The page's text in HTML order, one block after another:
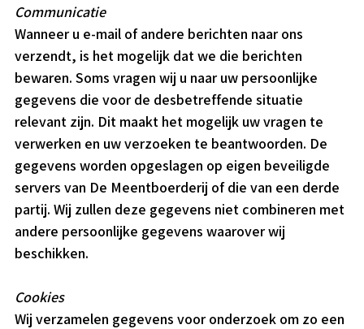
Communicatie
Wanneer u e-mail of andere berichten naar ons
verzendt, is het mogelijk dat we die berichten
bewaren. Soms vragen wij u naar uw persoonlijke
gegevens die voor de desbetreffende situatie
relevant zijn. Dit maakt het mogelijk uw vragen te
verwerken en uw verzoeken te beantwoorden. De
gegevens worden opgeslagen op eigen beveiligde
servers van De Meentboerderij of die van een derde
partij. Wij zullen deze gegevens niet combineren met
andere persoonlijke gegevens waarover wij
beschikken.
Cookies
Wij verzamelen gegevens voor onderzoek om zo een